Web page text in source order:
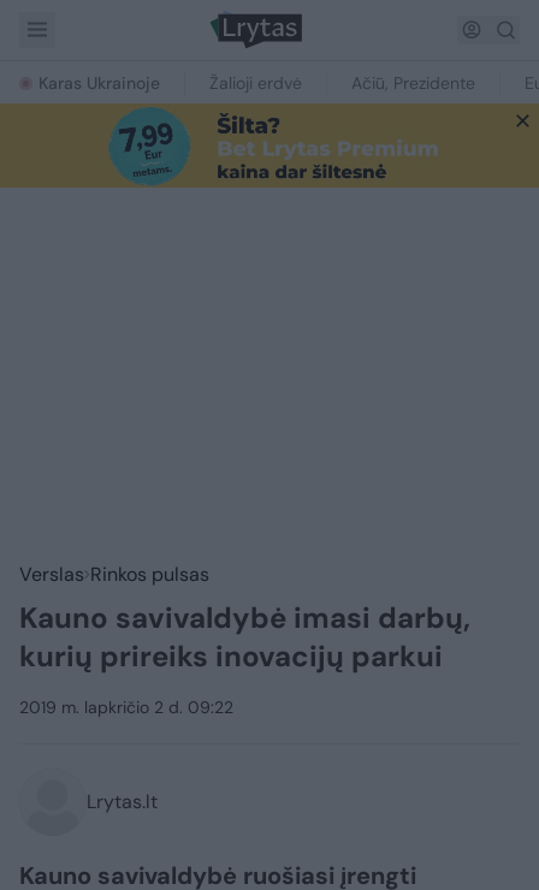
Karas Ukrainoje Žalioji erdvė Ačiū, Prezidente
Verslas Rinkos pulsas
Kauno savivaldybė imasi darbų,
kurių prireiks inovacijų parkui
2019 m. lapkričio 2 d. 09:22
Lrytas.lt
Kauno savivaldybė ruošiasi įrengti